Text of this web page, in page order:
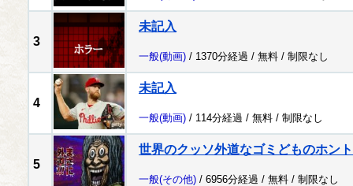
3
未記入
一般(動画) / 1370分経過 / 無料 / 制限なし
4
未記入
一般(動画) / 114分経過 / 無料 / 制限なし
5
世界のクッソ外道なゴミどものホン
一般(その他) / 6956分経過 / 無料 / 制限なし